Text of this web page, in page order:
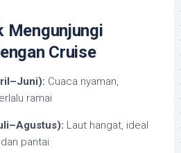
Mengunjungi
Cruise
Cuaca nyaman,
ramai
Laut hangat, ideal
pantai